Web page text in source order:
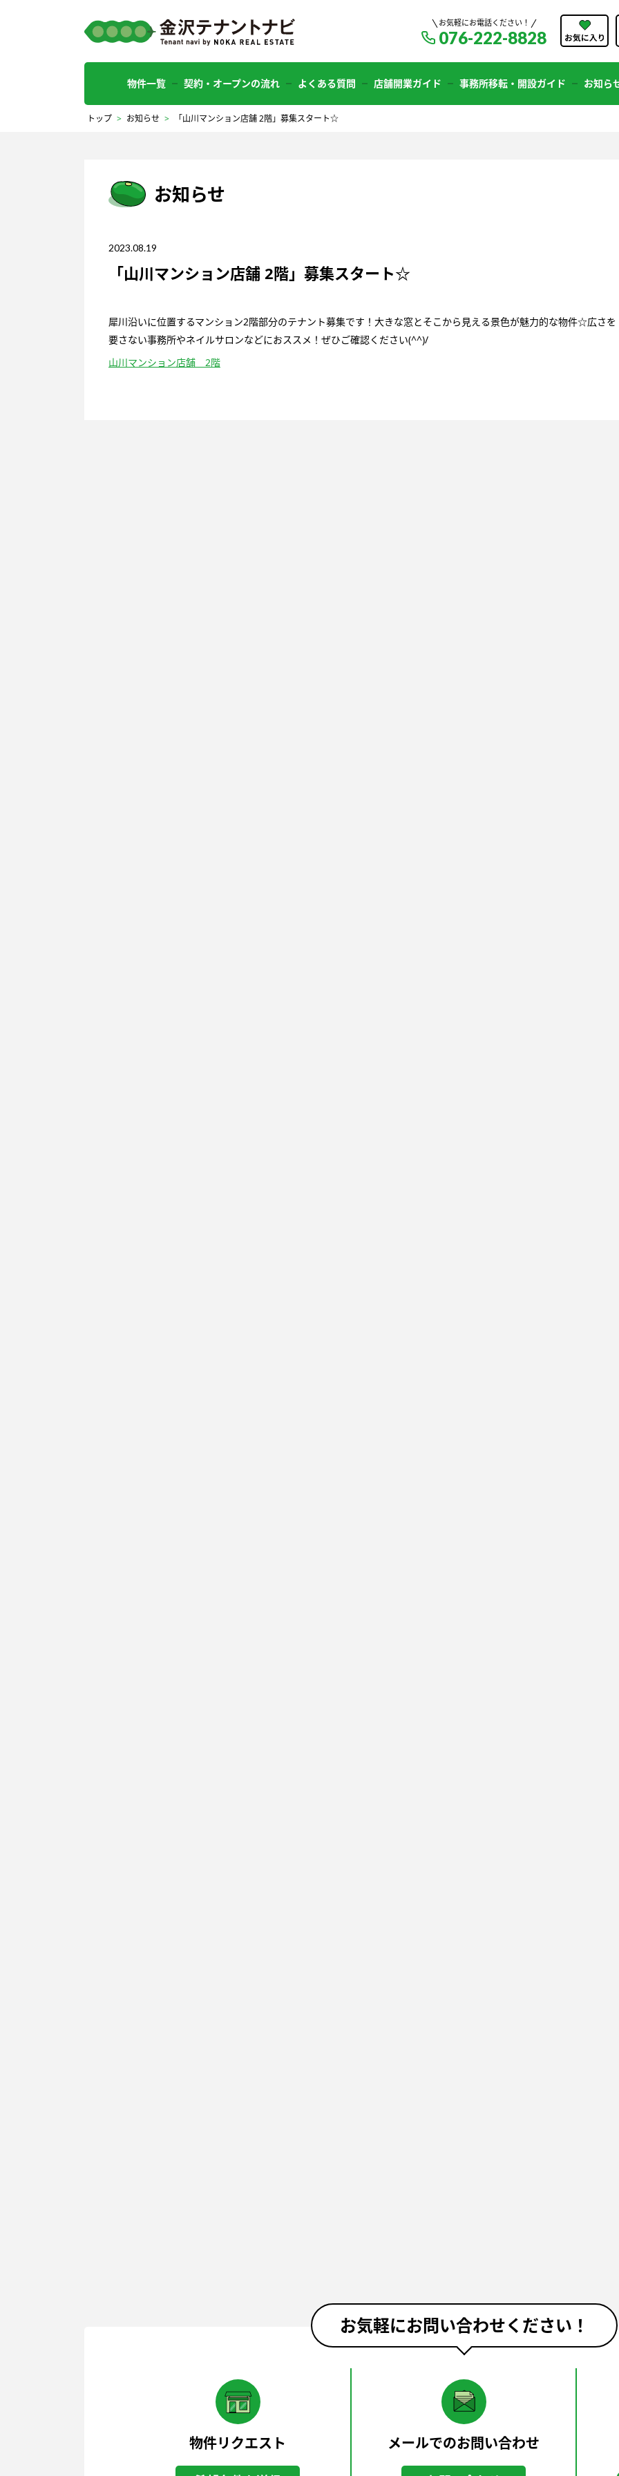
お気軽にお電話ください！
076-222-8828
物件一覧 契約・オープンの流れ よくある質問 店舗開業ガイド 事務所移転・開設ガイド お知ら
トップ > お知らせ > 「山川マンション店舗 2階」募集スタート☆
お知らせ
2023.08.19
「山川マンション店舗 2階」募集スタート☆
犀川沿いに位置するマンション2階部分のテナント募集です！大きな窓とそこから見える景色が魅力的な物件☆広さを
要さない事務所やネイルサロンなどにおススメ！ぜひご確認ください(^^)/
山川マンション店舗 2階
お気軽にお問い合わせください！
物件リクエスト メールでのお問い合わせ